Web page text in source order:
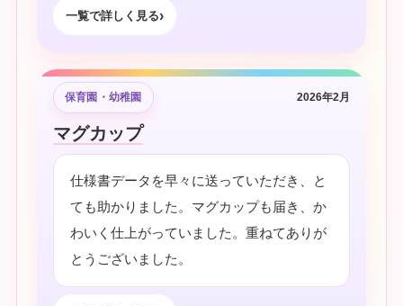
一覧で詳しく見る
保育園・幼稚園 2026年2月
マグカップ
仕様書データを早々に送っていただき、と
ても助かりました。マグカップも届き、か
わいく仕上がっていました。重ねてありが
とうございました。